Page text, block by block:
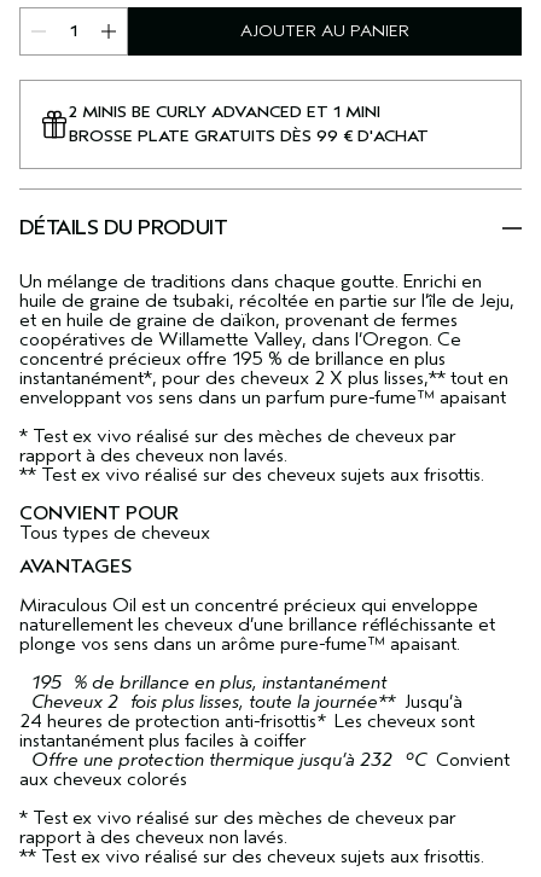
AJOUTER AU PANIER
2 MINIS BE CURLY ADVANCED ET 1 MINI
BROSSE PLATE GRATUITS DÈS 99 € D'ACHAT
DÉTAILS DU PRODUIT
Un mélange de traditions dans chaque goutte. Enrichi en
huile de graine de tsubaki, récoltée en partie sur l’île de Jeju,
et en huile de graine de daïkon, provenant de fermes
coopératives de Willamette Valley, dans l’Oregon. Ce
concentré précieux offre 195 % de brillance en plus
instantanément*, pour des cheveux 2 X plus lisses,** tout en
enveloppant vos sens dans un parfum pure-fume™ apaisant
* Test ex vivo réalisé sur des mèches de cheveux par
rapport à des cheveux non lavés.
** Test ex vivo réalisé sur des cheveux sujets aux frisottis.
CONVIENT POUR
Tous types de cheveux
AVANTAGES
Miraculous Oil est un concentré précieux qui enveloppe
naturellement les cheveux d’une brillance réfléchissante et
plonge vos sens dans un arôme pure-fume™ apaisant.
195 % de brillance en plus, instantanément
Cheveux 2 fois plus lisses, toute la journée** Jusqu’à
24 heures de protection anti-frisottis* Les cheveux sont
instantanément plus faciles à coiffer
Offre une protection thermique jusqu’à 232 °C Convient
aux cheveux colorés
* Test ex vivo réalisé sur des mèches de cheveux par
rapport à des cheveux non lavés.
** Test ex vivo réalisé sur des cheveux sujets aux frisottis.